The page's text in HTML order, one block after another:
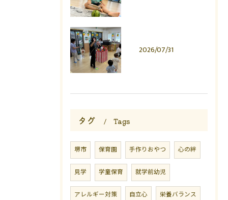
2026/07/31
タグ Tags
堺市 保育園 手作りおやつ 心の絆
見学 学童保育 就学前幼児
アレルギー対策 自立心 栄養バランス